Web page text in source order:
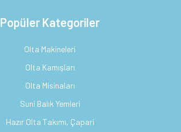
Popüler Kategoriler
Olta Makineleri
Olta Kamışları
Olta Misinaları
Suni Balık Yemleri
Hazır Olta Takımı, Çapari